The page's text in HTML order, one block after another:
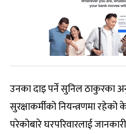
उनका दाइ पर्ने सुनिल ठाकुरका
सुरक्षाकर्मीको नियन्त्रणमा रहेको
परेकोबारे घरपरिवारलाई